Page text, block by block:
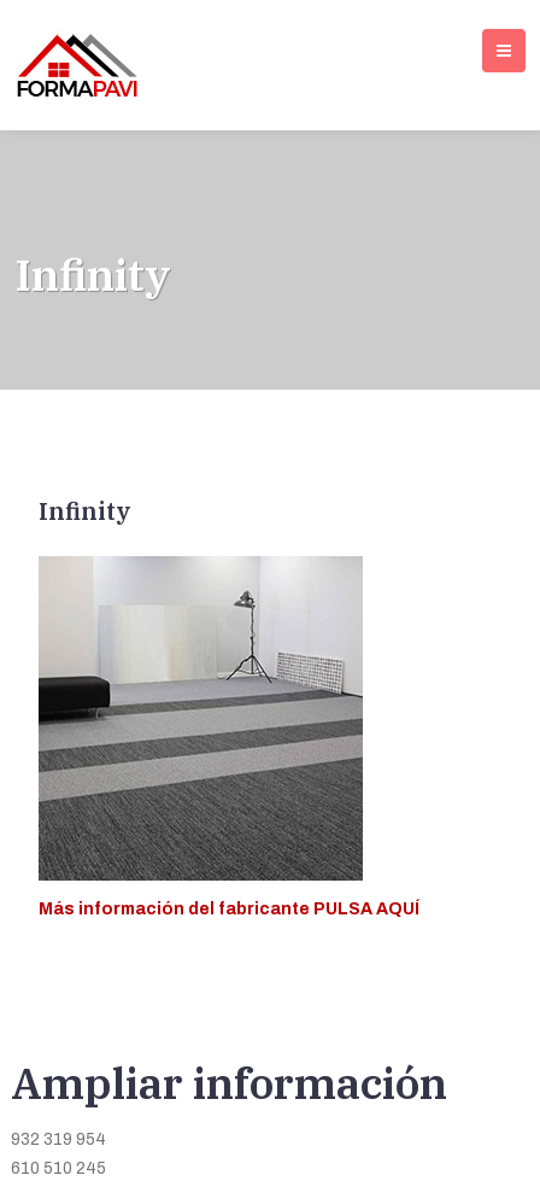
Infinity
Infinity
Más información del fabricante PULSA AQUÍ
Ampliar información
932 319 954
610 510 245